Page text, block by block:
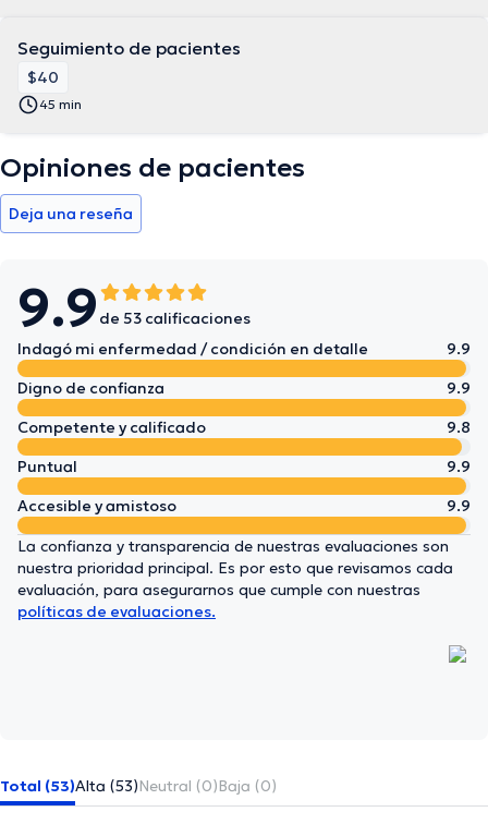
Seguimiento de pacientes
$40
45 min
Opiniones de pacientes
Deja una reseña
9.9 de 53 calificaciones
Indagó mi enfermedad / condición en detalle
9.9
Digno de confianza
9.9
Competente y calificado
9.8
Puntual
9.9
Accesible y amistoso
9.9
La confianza y transparencia de nuestras evaluaciones son
nuestra prioridad principal. Es por esto que revisamos cada
evaluación, para asegurarnos que cumple con nuestras
políticas de evaluaciones.
Total (53)Alta (53)Neutral (0)Baja (0)